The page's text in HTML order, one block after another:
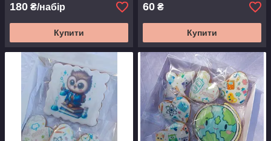
180 ₴/набір
Купити
60 ₴
Купити